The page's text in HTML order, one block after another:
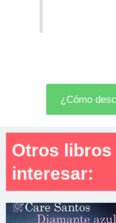
¿Cómo
Otros libros
interesar: